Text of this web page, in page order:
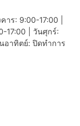
ร: 9:00-17:00 |
17:00 | วันศุกร์:
อาทิตย์: ปิดทำการ